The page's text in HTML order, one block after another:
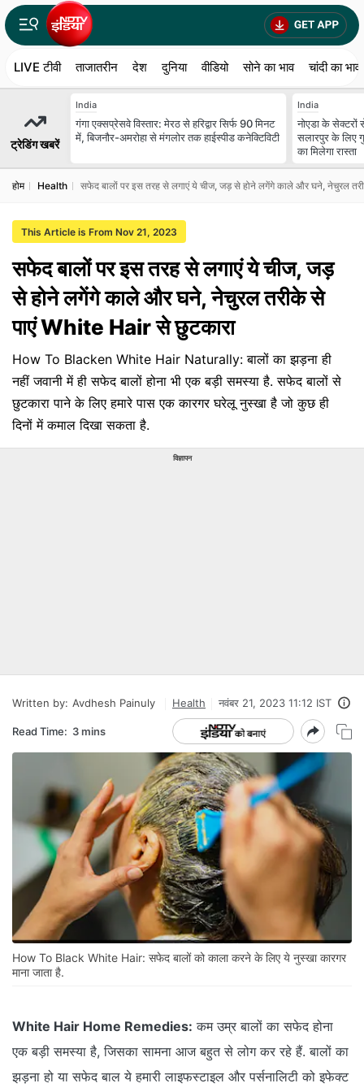
LIVE टीवी ताजातरीन देश दुनिया वीडियो सोने का भाव चांदी का भाव
ट्रेडिंग खबरें
India
गंगा एक्सप्रेसवे विस्तार: मेरठ से हरिद्वार सिर्फ 90 मिनट
में, बिजनौर-अमरोहा से मंगलोर तक हाईस्पीड कनेक्टिविटी
India
नोएडा के सेक्टरों
सलारपुर के लिए
का मिलेगा रास्ता
होम Health सफेद बालों पर इस तरह से लगाएं ये चीज, जड़ से होने लगेंगे काले और घने, नेचुरल
This Article is From Nov 21, 2023
सफेद बालों पर इस तरह से लगाएं ये चीज, जड़
से होने लगेंगे काले और घने, नेचुरल तरीके से
पाएं White Hair से छुटकारा
How To Blacken White Hair Naturally: बालों का झड़ना ही
नहीं जवानी में ही सफेद बालों होना भी एक बड़ी समस्या है. सफेद बालों से
छुटकारा पाने के लिए हमारे पास एक कारगर घरेलू नुस्खा है जो कुछ ही
दिनों में कमाल दिखा सकता है.
विज्ञापन
Written by: Avdhesh Painuly Health नवंबर 21, 2023 11:12 IST
Read Time: 3 mins
How To Black White Hair: सफेद बालों को काला करने के लिए ये नुस्खा कारगर
माना जाता है.
White Hair Home Remedies: कम उम्र बालों का सफेद होना
एक बड़ी समस्या है, जिसका सामना आज बहुत से लोग कर रहे हैं. बालों का
झड़ना हो या सफेद बाल ये हमारी लाइफस्टाइल और पर्सनालिटी को इफेक्ट